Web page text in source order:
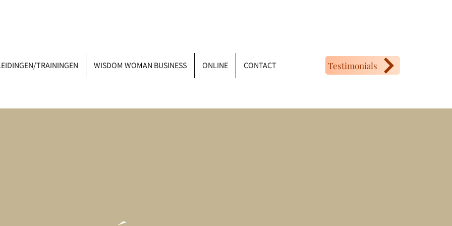
TRAININGEN WISDOM WOMAN BUSINESS ONLINE CONTACT Testimonials